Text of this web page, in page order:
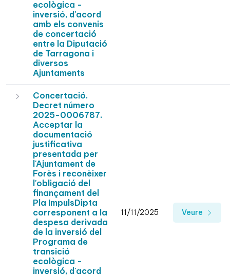
ecològica -
inversió, d'acord
amb els convenis
de concertació
entre la Diputació
de Tarragona i
diversos
Ajuntaments
Concertació.
Decret número
2025-0006787.
Acceptar la
documentació
justificativa
presentada per
l'Ajuntament de
Forès i reconèixer
l'obligació del
finançament del
Pla ImpulsDipta
corresponent a la
despesa derivada
de la inversió del
Programa de
transició
ecològica -
inversió, d'acord
11/11/2025 Veure